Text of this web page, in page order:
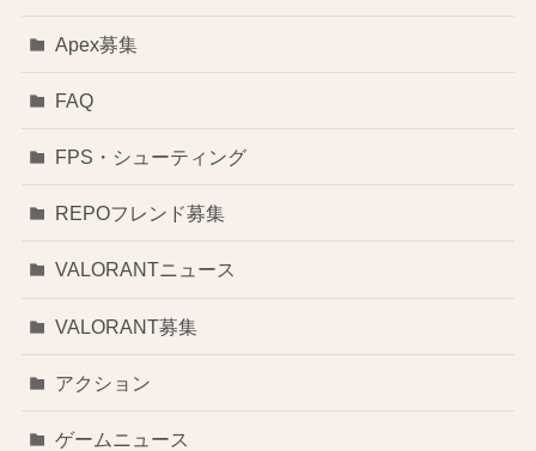
Apex募集
FAQ
FPS・シューティング
REPOフレンド募集
VALORANTニュース
VALORANT募集
アクション
ゲームニュース